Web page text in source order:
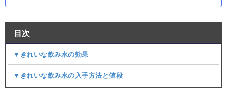
目次
▼きれいな飲み水の効果
▼きれいな飲み水の入手方法と値段